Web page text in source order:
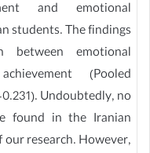
and emotional
students. The findings
between emotional
(Pooled
Undoubtedly, no
found in the Iranian
research. However,